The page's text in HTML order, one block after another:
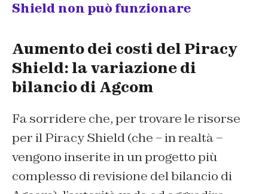
Shield non può funzionare
Aumento dei costi del Piracy
Shield: la variazione di
bilancio di Agcom
Fa sorridere che, per trovare le risorse
per il Piracy Shield (che – in realtà –
vengono inserite in un progetto più
complesso di revisione del bilancio di